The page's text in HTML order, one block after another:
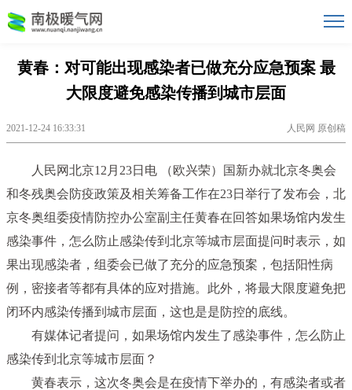
黄春：对可能出现感染者已做充分应急预案 最
大限度避免感染传播到城市层面
2021-12-24 16:33:31 人民网 原创稿
人民网北京12月23日电 （欧兴荣）国新办就北京冬奥会
和冬残奥会防疫政策及相关筹备工作在23日举行了发布会，北
京冬奥组委疫情防控办公室副主任黄春在回答如果场馆内发生
感染事件，怎么防止感染传到北京等城市层面提问时表示，如
果出现感染者，组委会已做了充分的应急预案，包括阳性病
例，密接者等都有具体的应对措施。此外，将最大限度避免把
闭环内感染传播到城市层面，这也是是防控的底线。
有媒体记者提问，如果场馆内发生了感染事件，怎么防止
感染传到北京等城市层面？
黄春表示，这次冬奥会是在疫情下举办的，有感染者或者